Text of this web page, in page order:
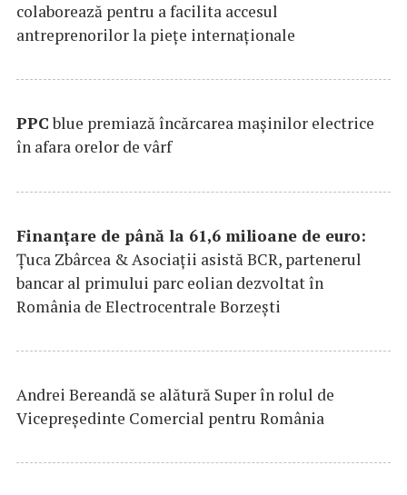
colaborează pentru a facilita accesul
antreprenorilor la pieţe internaţionale
PPCblue premiază încărcarea maşinilor electrice
în afara orelor de vârf
Finanțare de până la 61,6 milioane de euro:
Țuca Zbârcea & Asociații asistă BCR, partenerul
bancar al primului parc eolian dezvoltat în
România de Electrocentrale Borzești
Andrei Bereandă se alătură Super în rolul de
Vicepreședinte Comercial pentru România